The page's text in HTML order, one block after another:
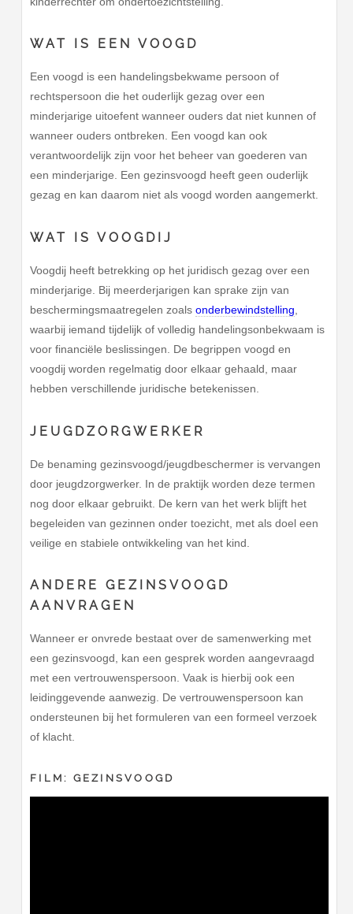
WAT IS EEN VOOGD
Een voogd is een handelingsbekwame persoon of
rechtspersoon die het ouderlijk gezag over een
minderjarige uitoefent wanneer ouders dat niet kunnen of
wanneer ouders ontbreken. Een voogd kan ook
verantwoordelijk zijn voor het beheer van goederen van
een minderjarige. Een gezinsvoogd heeft geen ouderlijk
gezag en kan daarom niet als voogd worden aangemerkt.
WAT IS VOOGDIJ
Voogdij heeft betrekking op het juridisch gezag over een
minderjarige. Bij meerderjarigen kan sprake zijn van
beschermingsmaatregelen zoalsonderbewindstelling
waarbij iemand tijdelijk of volledig handelingsonbekwaam is
voor financiële beslissingen. De begrippen voogd en
voogdij worden regelmatig door elkaar gehaald, maar
hebben verschillende juridische betekenissen.
JEUGDZORGWERKER
De benaming gezinsvoogd/jeugdbeschermer is vervangen
door jeugdzorgwerker. In de praktijk worden deze termen
nog door elkaar gebruikt. De kern van het werk blijft het
begeleiden van gezinnen onder toezicht, met als doel een
veilige en stabiele ontwikkeling van het kind.
ANDERE GEZINSVOOGD
AANVRAGEN
Wanneer er onvrede bestaat over de samenwerking met
een gezinsvoogd, kan een gesprek worden aangevraagd
met een vertrouwenspersoon. Vaak is hierbij ook een
leidinggevende aanwezig. De vertrouwenspersoon kan
ondersteunen bij het formuleren van een formeel verzoek
of klacht.
FILM: GEZINSVOOGD